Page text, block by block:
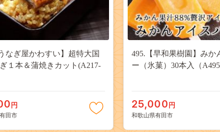
なぎ屋かわすい】超特大国
１本＆蒲焼きカット(A217-
円
田市
495.【早和果樹園】みか
ー（氷菓）30本入（
25,000 円
和歌山県有田市